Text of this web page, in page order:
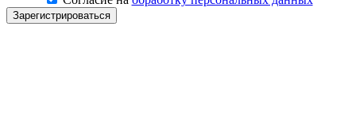
Зарегистрироваться